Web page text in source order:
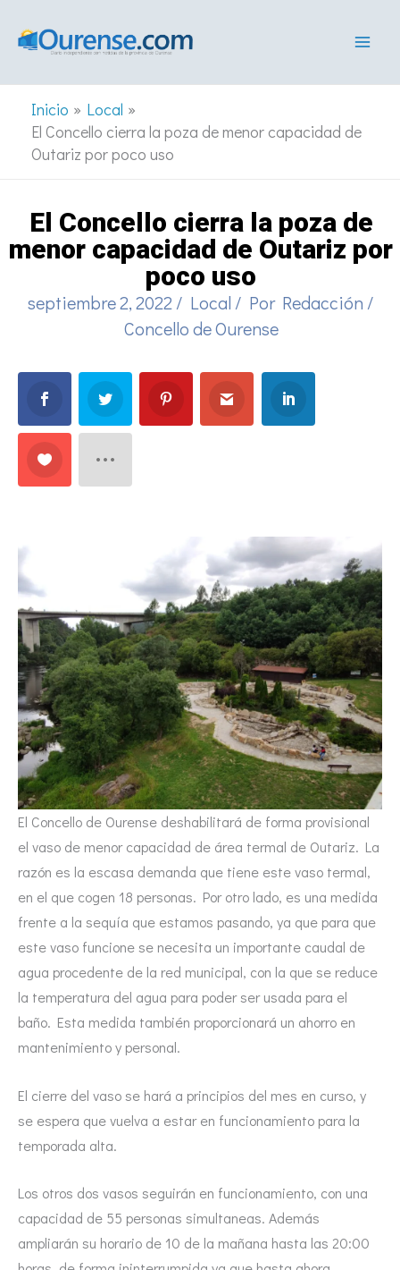
Inicio
Local
El Concello cierra la poza de menor capacidad de
Outariz por poco uso
El Concello cierra la poza de
menor capacidad de Outariz por
poco uso
septiembre 2, 2022 / Local / Por Redacción /
Concello de Ourense
El Concello de Ourense deshabilitará de forma provisional
el vaso de menor capacidad de área termal de Outariz. La
razón es la escasa demanda que tiene este vaso termal,
en el que cogen 18 personas. Por otro lado, es una medida
frente a la sequía que estamos pasando, ya que para que
este vaso funcione se necesita un importante caudal de
agua procedente de la red municipal, con la que se reduce
la temperatura del agua para poder ser usada para el
baño. Esta medida también proporcionará un ahorro en
mantenimiento y personal.
El cierre del vaso se hará a principios del mes en curso, y
se espera que vuelva a estar en funcionamiento para la
temporada alta.
Los otros dos vasos seguirán en funcionamiento, con una
capacidad de 55 personas simultaneas. Además
ampliarán su horario de 10 de la mañana hasta las 20:00